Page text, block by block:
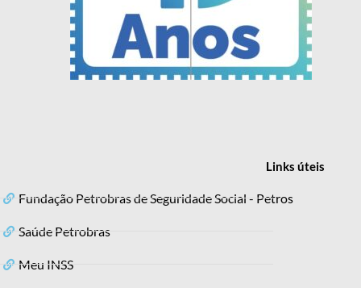
Linksúteis
Fundação Petrobras de Seguridade Social - Petros
Saúde Petrobras
Meu INSS